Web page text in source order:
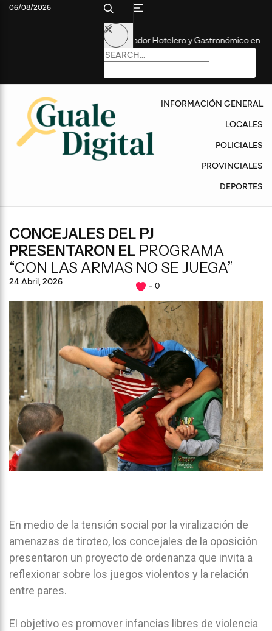
el Día del Trabajador Hotelero y Gastronómico en Colón
06/08/2026
INFORMACIÓN GENERAL
LOCALES
POLICIALES
PROVINCIALES
DEPORTES
CONCEJALES DEL PJ
PRESENTARON EL PROGRAMA
“CON LAS ARMAS NO SE JUEGA”
24 Abril, 2026 0
En medio de la tensión social por la viralización de
amenazas de tiroteo, los concejales de la oposición
presentaron un proyecto de ordenanza que invita a
reflexionar sobre los juegos violentos y la relación
entre pares.
El objetivo es promover infancias libres de violencia